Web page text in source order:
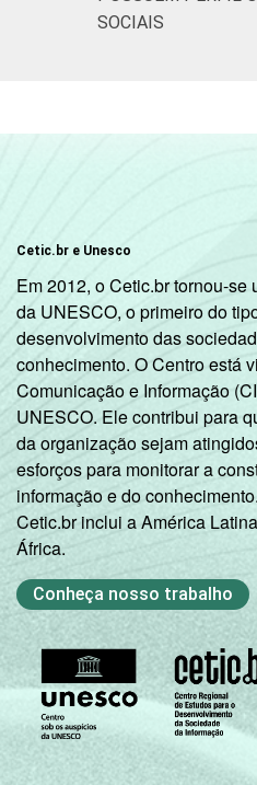
SOCIAIS
Cetic.br e Unesco
Em 2012, o Cetic.br tornou-
da UNESCO, o primeiro do
desenvolvimento das
conhecimento. O Centro está
Comunicação e Informação
UNESCO. Ele contribui para
da organização sejam
esforços para monitorar a
informação e do
Cetic.br inclui a América
África.
Conheça nosso trabalho